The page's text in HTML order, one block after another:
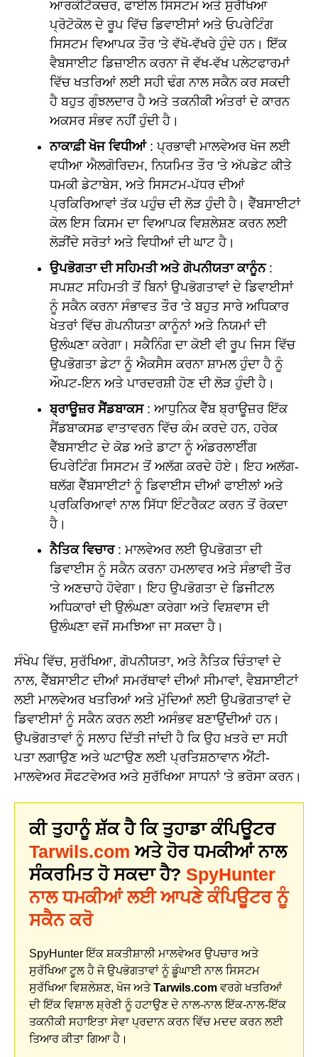
ਆਰਕੀਟੈਕਚਰ, ਫਾਈਲ ਸਿਸਟਮ ਅਤੇ ਸੁਰੱਖਿਆ
ਪ੍ਰੋਟੋਕੋਲ ਦੇ ਰੂਪ ਵਿੱਚ ਡਿਵਾਈਸਾਂ ਅਤੇ ਓਪਰੇਟਿੰਗ
ਸਿਸਟਮ ਵਿਆਪਕ ਤੌਰ 'ਤੇ ਵੱਖੋ-ਵੱਖਰੇ ਹੁੰਦੇ ਹਨ। ਇੱਕ
ਵੈਬਸਾਈਟ ਡਿਜ਼ਾਈਨ ਕਰਨਾ ਜੋ ਵੱਖ-ਵੱਖ ਪਲੇਟਫਾਰਮਾਂ
ਵਿੱਚ ਖਤਰਿਆਂ ਲਈ ਸਹੀ ਢੰਗ ਨਾਲ ਸਕੈਨ ਕਰ ਸਕਦੀ
ਹੈ ਬਹੁਤ ਗੁੰਝਲਦਾਰ ਹੈ ਅਤੇ ਤਕਨੀਕੀ ਅੰਤਰਾਂ ਦੇ ਕਾਰਨ
ਅਕਸਰ ਸੰਭਵ ਨਹੀਂ ਹੁੰਦੀ ਹੈ।
ਨਾਕਾਫ਼ੀ ਖੋਜ ਵਿਧੀਆਂ: ਪ੍ਰਭਾਵੀ ਮਾਲਵੇਅਰ ਖੋਜ ਲਈ
ਵਧੀਆ ਐਲਗੋਰਿਦਮ, ਨਿਯਮਿਤ ਤੌਰ 'ਤੇ ਅੱਪਡੇਟ ਕੀਤੇ
ਧਮਕੀ ਡੇਟਾਬੇਸ, ਅਤੇ ਸਿਸਟਮ-ਪੱਧਰ ਦੀਆਂ
ਪ੍ਰਕਿਰਿਆਵਾਂ ਤੱਕ ਪਹੁੰਚ ਦੀ ਲੋੜ ਹੁੰਦੀ ਹੈ। ਵੈੱਬਸਾਈਟਾਂ
ਕੋਲ ਇਸ ਕਿਸਮ ਦਾ ਵਿਆਪਕ ਵਿਸ਼ਲੇਸ਼ਣ ਕਰਨ ਲਈ
ਲੋੜੀਂਦੇ ਸਰੋਤਾਂ ਅਤੇ ਵਿਧੀਆਂ ਦੀ ਘਾਟ ਹੈ।
ਉਪਭੋਗਤਾ ਦੀ ਸਹਿਮਤੀ ਅਤੇ ਗੋਪਨੀਯਤਾ ਕਾਨੂੰਨ:
ਸਪਸ਼ਟ ਸਹਿਮਤੀ ਤੋਂ ਬਿਨਾਂ ਉਪਭੋਗਤਾਵਾਂ ਦੇ ਡਿਵਾਈਸਾਂ
ਨੂੰ ਸਕੈਨ ਕਰਨਾ ਸੰਭਾਵਤ ਤੌਰ 'ਤੇ ਬਹੁਤ ਸਾਰੇ ਅਧਿਕਾਰ
ਖੇਤਰਾਂ ਵਿੱਚ ਗੋਪਨੀਯਤਾ ਕਾਨੂੰਨਾਂ ਅਤੇ ਨਿਯਮਾਂ ਦੀ
ਉਲੰਘਣਾ ਕਰੇਗਾ। ਸਕੈਨਿੰਗ ਦਾ ਕੋਈ ਵੀ ਰੂਪ ਜਿਸ ਵਿੱਚ
ਉਪਭੋਗਤਾ ਡੇਟਾ ਨੂੰ ਐਕਸੈਸ ਕਰਨਾ ਸ਼ਾਮਲ ਹੁੰਦਾ ਹੈ ਨੂੰ
ਔਪਟ-ਇਨ ਅਤੇ ਪਾਰਦਰਸ਼ੀ ਹੋਣ ਦੀ ਲੋੜ ਹੁੰਦੀ ਹੈ।
ਬ੍ਰਾਊਜ਼ਰ ਸੈਂਡਬਾਕਸ: ਆਧੁਨਿਕ ਵੈੱਬ ਬ੍ਰਾਊਜ਼ਰ ਇੱਕ
ਸੈਂਡਬਾਕਸਡ ਵਾਤਾਵਰਨ ਵਿੱਚ ਕੰਮ ਕਰਦੇ ਹਨ, ਹਰੇਕ
ਵੈੱਬਸਾਈਟ ਦੇ ਕੋਡ ਅਤੇ ਡਾਟਾ ਨੂੰ ਅੰਡਰਲਾਈੰਗ
ਓਪਰੇਟਿੰਗ ਸਿਸਟਮ ਤੋਂ ਅਲੱਗ ਕਰਦੇ ਹੋਏ। ਇਹ ਅਲੱਗ-
ਥਲੱਗ ਵੈੱਬਸਾਈਟਾਂ ਨੂੰ ਡਿਵਾਈਸ ਦੀਆਂ ਫਾਈਲਾਂ ਅਤੇ
ਪ੍ਰਕਿਰਿਆਵਾਂ ਨਾਲ ਸਿੱਧਾ ਇੰਟਰੈਕਟ ਕਰਨ ਤੋਂ ਰੋਕਦਾ
ਹੈ।
ਨੈਤਿਕ ਵਿਚਾਰ: ਮਾਲਵੇਅਰ ਲਈ ਉਪਭੋਗਤਾ ਦੀ
ਡਿਵਾਈਸ ਨੂੰ ਸਕੈਨ ਕਰਨਾ ਹਮਲਾਵਰ ਅਤੇ ਸੰਭਾਵੀ ਤੌਰ
'ਤੇ ਅਣਚਾਹੇ ਹੋਵੇਗਾ। ਇਹ ਉਪਭੋਗਤਾ ਦੇ ਡਿਜੀਟਲ
ਅਧਿਕਾਰਾਂ ਦੀ ਉਲੰਘਣਾ ਕਰੇਗਾ ਅਤੇ ਵਿਸ਼ਵਾਸ ਦੀ
ਉਲੰਘਣਾ ਵਜੋਂ ਸਮਝਿਆ ਜਾ ਸਕਦਾ ਹੈ।
ਸੰਖੇਪ ਵਿੱਚ, ਸੁਰੱਖਿਆ, ਗੋਪਨੀਯਤਾ, ਅਤੇ ਨੈਤਿਕ ਚਿੰਤਾਵਾਂ ਦੇ
ਨਾਲ, ਵੈੱਬਸਾਈਟ ਦੀਆਂ ਸਮਰੱਥਾਵਾਂ ਦੀਆਂ ਸੀਮਾਵਾਂ, ਵੈਬਸਾਈਟਾਂ
ਲਈ ਮਾਲਵੇਅਰ ਖਤਰਿਆਂ ਅਤੇ ਮੁੱਦਿਆਂ ਲਈ ਉਪਭੋਗਤਾਵਾਂ ਦੇ
ਡਿਵਾਈਸਾਂ ਨੂੰ ਸਕੈਨ ਕਰਨ ਲਈ ਅਸੰਭਵ ਬਣਾਉਂਦੀਆਂ ਹਨ।
ਉਪਭੋਗਤਾਵਾਂ ਨੂੰ ਸਲਾਹ ਦਿੱਤੀ ਜਾਂਦੀ ਹੈ ਕਿ ਉਹ ਖ਼ਤਰੇ ਦਾ ਸਹੀ
ਪਤਾ ਲਗਾਉਣ ਅਤੇ ਘਟਾਉਣ ਲਈ ਪ੍ਰਤਿਸ਼ਠਾਵਾਨ ਐਂਟੀ-
ਮਾਲਵੇਅਰ ਸੌਫਟਵੇਅਰ ਅਤੇ ਸੁਰੱਖਿਆ ਸਾਧਨਾਂ 'ਤੇ ਭਰੋਸਾ ਕਰਨ।
ਕੀ ਤੁਹਾਨੂੰ ਸ਼ੱਕ ਹੈ ਕਿ ਤੁਹਾਡਾ ਕੰਪਿਊਟਰ
Tarwils.com ਅਤੇ ਹੋਰ ਧਮਕੀਆਂ ਨਾਲ
ਸੰਕਰਮਿਤ ਹੋ ਸਕਦਾ ਹੈ? SpyHunter
ਨਾਲ ਧਮਕੀਆਂ ਲਈ ਆਪਣੇ ਕੰਪਿਊਟਰ ਨੂੰ
ਸਕੈਨ ਕਰੋ
SpyHunter ਇੱਕ ਸ਼ਕਤੀਸ਼ਾਲੀ ਮਾਲਵੇਅਰ ਉਪਚਾਰ ਅਤੇ
ਸੁਰੱਖਿਆ ਟੂਲ ਹੈ ਜੋ ਉਪਭੋਗਤਾਵਾਂ ਨੂੰ ਡੂੰਘਾਈ ਨਾਲ ਸਿਸਟਮ
ਸੁਰੱਖਿਆ ਵਿਸ਼ਲੇਸ਼ਣ, ਖੋਜ ਅਤੇTarwils.com ਵਰਗੇ ਖਤਰਿਆਂ
ਦੀ ਇੱਕ ਵਿਸ਼ਾਲ ਸ਼੍ਰੇਣੀ ਨੂੰ ਹਟਾਉਣ ਦੇ ਨਾਲ-ਨਾਲ ਇੱਕ-ਨਾਲ-ਇੱਕ
ਤਕਨੀਕੀ ਸਹਾਇਤਾ ਸੇਵਾ ਪ੍ਰਦਾਨ ਕਰਨ ਵਿੱਚ ਮਦਦ ਕਰਨ ਲਈ
ਤਿਆਰ ਕੀਤਾ ਗਿਆ ਹੈ।